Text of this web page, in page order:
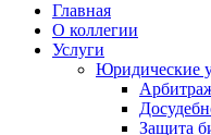
Главная
О коллегии
Услуги
Юридические
Защита